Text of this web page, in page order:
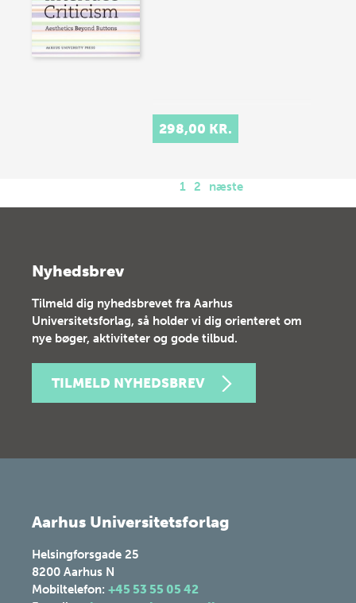
298,00 KR.
1 2 næste
Nyhedsbrev
Tilmeld dig nyhedsbrevet fra Aarhus
Universitetsforlag, så holder vi dig orienteret om
nye bøger, aktiviteter og gode tilbud.
TILMELD NYHEDSBREV
Aarhus Universitetsforlag
Helsingforsgade 25
8200 Aarhus N
Mobiltelefon: +45 53 55 05 42